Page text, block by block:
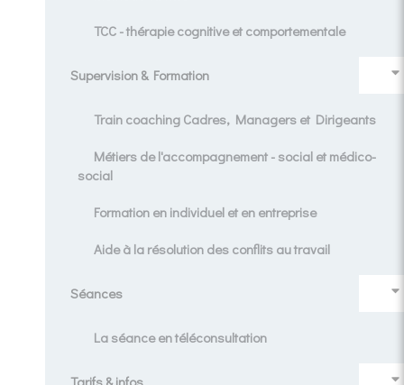
TCC - thérapie cognitive et comportementale
Supervision & Formation
Train coaching Cadres, Managers et Dirigeants
Métiers de l'accompagnement - social et médico-
social
Formation en individuel et en entreprise
Aide à la résolution des conflits au travail
Séances
La séance en téléconsultation
Tarifs & infos